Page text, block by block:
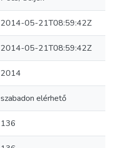
2014-05-21T08:59:42Z
2014-05-21T08:59:42Z
2014
szabadon elérhető
136